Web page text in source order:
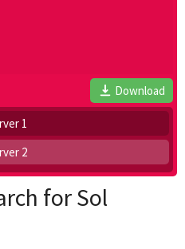
Download
1
2
for Sol